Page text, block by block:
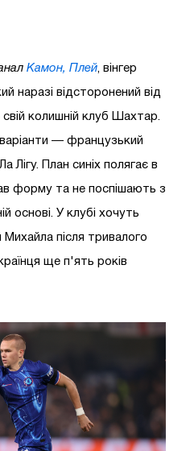
Камон, Плей , вінгер
наразі відсторонений від
колишній клуб Шахтар.
варіанти — французький
Лігу. План синіх полягає в
форму та не поспішають з
основі. У клубі хочуть
після тривалого
ще п'ять років